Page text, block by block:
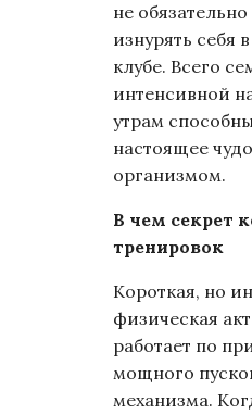
не
изнурять себя
клубе. Всего
интенсивной
утрам
настоящее
организмом.
В чем секрет
тренировок
Короткая, но
физическая
работает по
мощного
механизма.